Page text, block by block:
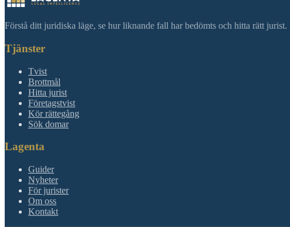
Förstå ditt juridiska läge, se hur liknande fall har bedömts och hitta rätt
Tjänster
Tvist
Brottmål
Hitta jurist
Företagstvist
Kör rättegång
Sök domar
Lagenta
Guider
Nyheter
För jurister
Om oss
Kontakt